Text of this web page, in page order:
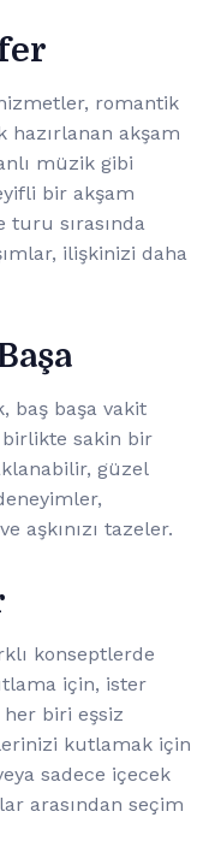
romantik
hazırlanan akşam
müzik gibi
bir akşam
turu sırasında
ilişkinizi daha
baş başa vakit
birlikte sakin bir
güzel
aşkınızı tazeler.
konseptlerde
için, ister
biri eşsiz
kutlamak için
sadece içecek
arasından seçim